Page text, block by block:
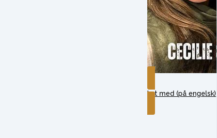
Lyt med (på engelsk)